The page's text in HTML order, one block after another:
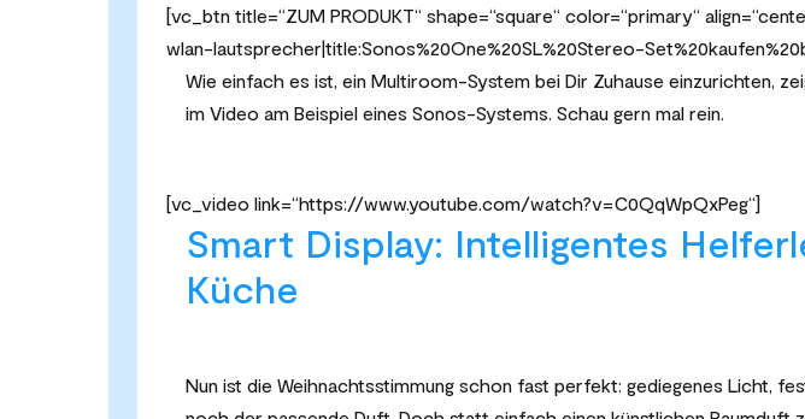
[vc_btn title=“ZUM PRODUKT“ shape=“square“ color=“primary“
wlan-lautsprecher|title:Sonos%20One%20SL%20Stereo-
Wie einfach es ist, ein Multiroom-System bei Dir Zuhause einzurichten,
im Video am Beispiel eines Sonos-Systems. Schau gern mal rein.
[vc_video link=“https://www.youtube.com/watch?v=C0QqWpQxPeg“]
Smart Display: Intelligentes
Küche
Nun ist die Weihnachtsstimmung schon fast perfekt: gediegenes Licht,